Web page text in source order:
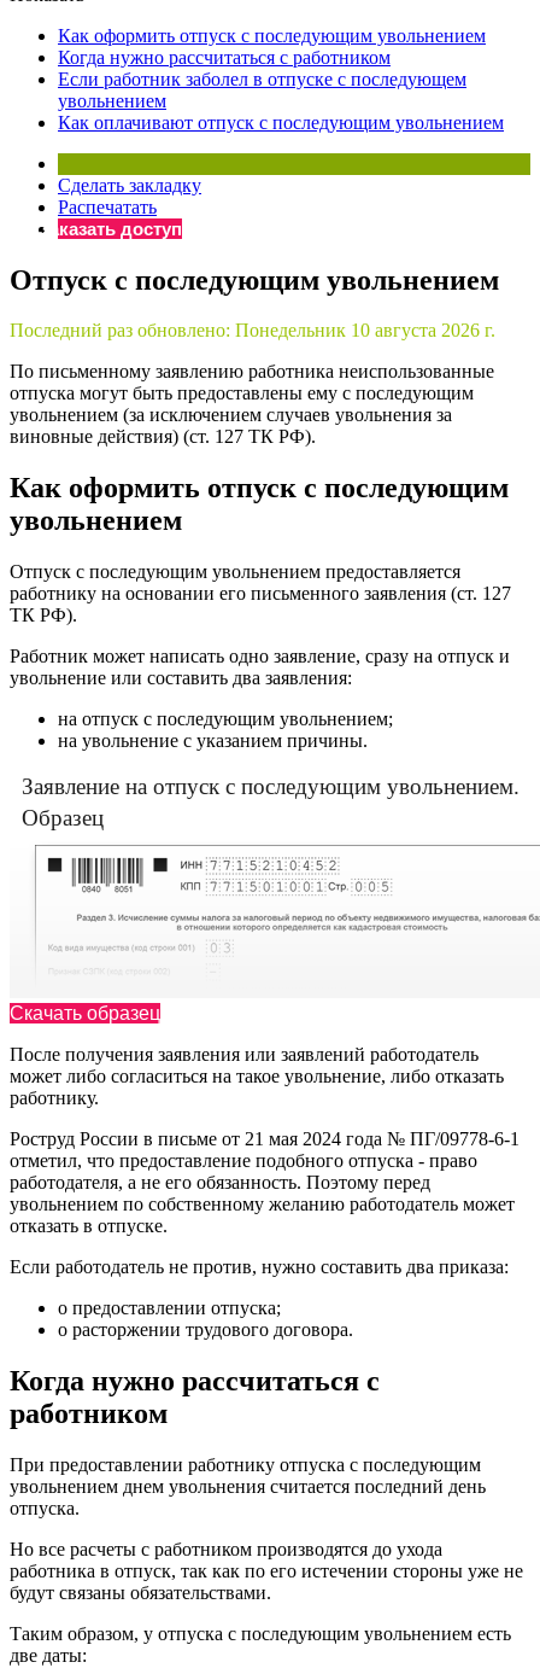
Бератор
«Практическая энциклопедия бухгалтера»
Материалы электронного журнала
«Нормативные акты для бухгалтера»
Материалы электронного журнала
Онлайн-сервисы «Учетная политика» и «Алгоритмы для
Как оформить отпуск с последующим увольнением
Когда нужно рассчитаться с работником
Если работник заболел в отпуске с последующем
увольнением
Как оплачивают отпуск с последующим увольнением
Сделать закладку
Распечатать
Заказать доступ
Отпуск с последующим увольнением
Последний раз обновлено: Понедельник 10 августа 2026 г.
По письменному заявлению работника неиспользованные
отпуска могут быть предоставлены ему с последующим
увольнением (за исключением случаев увольнения за
виновные действия) (ст. 127 ТК РФ).
Как оформить отпуск с последующим
увольнением
Отпуск с последующим увольнением предоставляется
работнику на основании его письменного заявления (ст. 127
ТК РФ).
Работник может написать одно заявление, сразу на отпуск и
увольнение или составить два заявления:
на отпуск с последующим увольнением;
на увольнение с указанием причины.
Заявление на отпуск с последующим увольнением.
Образец
Скачать образец
После получения заявления или заявлений работодатель
может либо согласиться на такое увольнение, либо отказать
работнику.
Роструд России в письме от 21 мая 2024 года № ПГ/09778-6-1
отметил, что предоставление подобного отпуска - право
работодателя, а не его обязанность. Поэтому перед
увольнением по собственному желанию работодатель может
отказать в отпуске.
Если работодатель не против, нужно составить два приказа:
о предоставлении отпуска;
о расторжении трудового договора.
Когда нужно рассчитаться с
работником
При предоставлении работнику отпуска с последующим
увольнением днем увольнения считается последний день
отпуска.
Но все расчеты с работником производятся до ухода
работника в отпуск, так как по его истечении стороны уже не
будут связаны обязательствами.
Таким образом, у отпуска с последующим увольнением есть
две даты: